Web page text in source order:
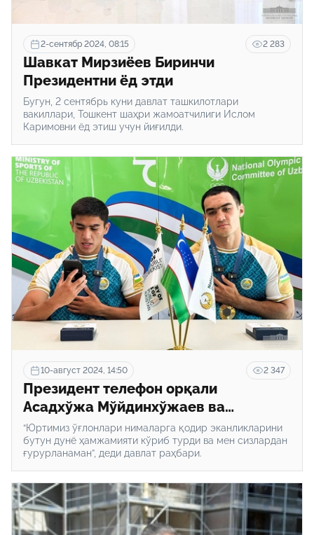
2-сентябр 2024, 08:15 2 283
Шавкат Мирзиёев Биринчи
Президентни ёд этди
Бугун, 2 сентябрь куни давлат ташкилотлари
вакиллари, Тошкент шаҳри жамоатчилиги Ислом
Каримовни ёд этиш учун йиғилди.
10-август 2024, 14:50 2 347
Президент телефон орқали
Асадхўжа Мўйдинхўжаев ва
Лазизбек Муллажоновни
Олимпиададаги ғалабаси билан
табриклади
“Юртимиз ўғлонлари нималарга қодир эканликларини
бутун дунё ҳамжамияти кўриб турди ва мен сизлардан
ғурурланаман”, деди давлат раҳбари.